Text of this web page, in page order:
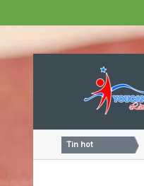
Tin hot
Khóa học Tư duy dịch